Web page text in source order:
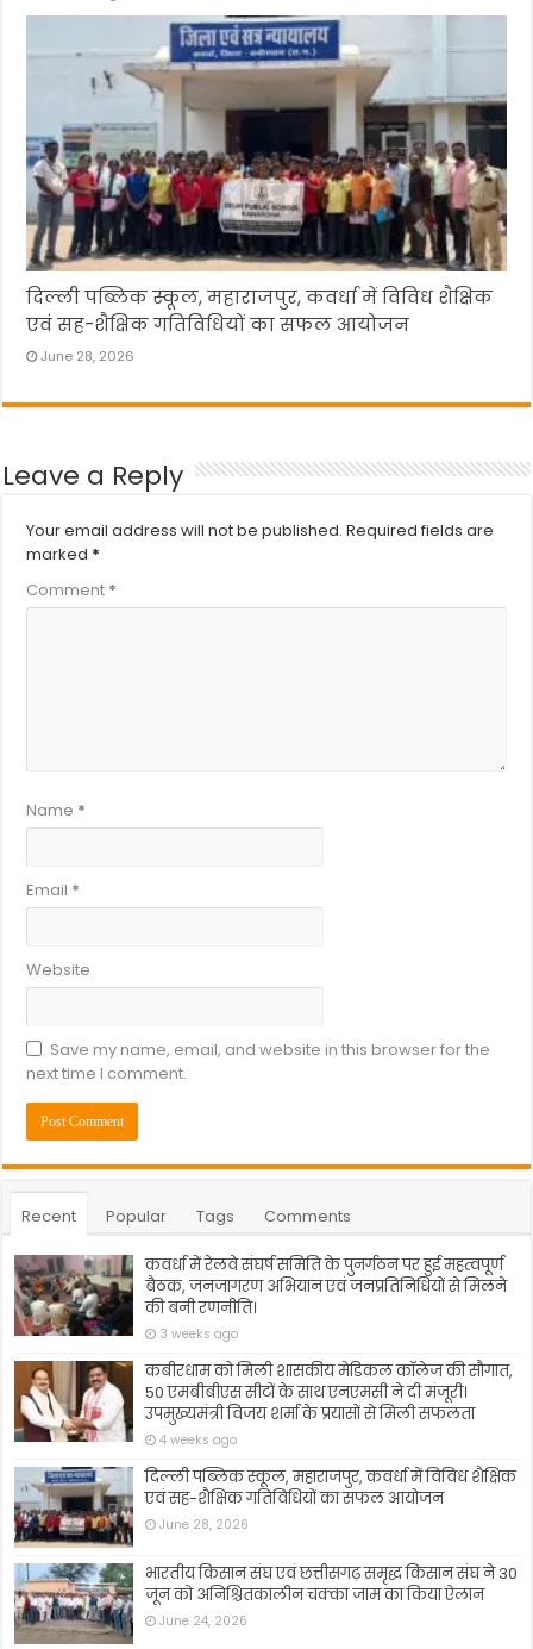
दिल्ली पब्लिक स्कूल, महाराजपुर, कवर्धा में विविध शैक्षिक
एवं सह-शैक्षिक गतिविधियों का सफल आयोजन
June 28, 2026
Leave a Reply
Your email address will not be published. Required fields are
marked *
Comment *
Name *
Email *
Website
Save my name, email, and website in this browser for the
next time I comment.
Recent Popular Tags Comments
कवर्धा में रेलवे संघर्ष समिति के पुनर्गठन पर हुई महत्वपूर्ण
बैठक, जनजागरण अभियान एवं जनप्रतिनिधियों से मिलने
की बनी रणनीति।
3 weeks ago
कबीरधाम को मिली शासकीय मेडिकल कॉलेज की सौगात,
50 एमबीबीएस सीटों के साथ एनएमसी ने दी मंजूरी।
उपमुख्यमंत्री विजय शर्मा के प्रयासों से मिली सफलता
4 weeks ago
दिल्ली पब्लिक स्कूल, महाराजपुर, कवर्धा में विविध शैक्षिक
एवं सह-शैक्षिक गतिविधियों का सफल आयोजन
June 28, 2026
भारतीय किसान संघ एवं छत्तीसगढ़ समृद्ध किसान संघ ने 30
जून को अनिश्चितकालीन चक्का जाम का किया ऐलान
June 24, 2026